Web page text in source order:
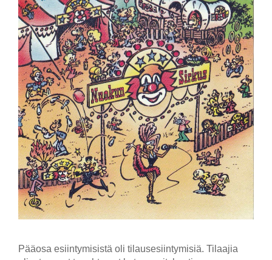
Pääosa esiintymisistä oli tilausesiintymisiä. Tilaajia